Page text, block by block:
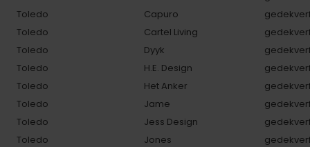
Toledo
Capuro
Toledo
Cartel Living
Toledo
Dyyk
Toledo
H.E. Design
Toledo
Het Anker
Toledo
Jame
Toledo
Jess Design
Toledo
Jones